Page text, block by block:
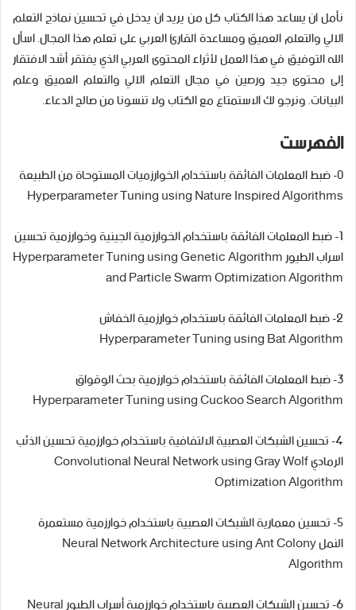
نأمل ان يساعد هذا الكتاب كل من يريد ان يدخل في تحسين نماذج التعلم
الآلي والتعلم العميق ومساعدة القارئ العربي على تعلم هذا المجال. اسأل
الله التوفيق في هذا العمل لأثراء المحتوى العربي الذي يفتقر أشد الافتقار
إلى محتوى جيد ورصين في مجال التعلم الآلي والتعلم العميق وعلم
البيانات. ونرجو لك الاستمتاع مع الكتاب ولا تنسونا من صالح الدعاء.
الفهرست
0- ضبط المعلمات الفائقة باستخدام الخوارزميات المستوحاة من الطبيعة
Hyperparameter Tuning using Nature Inspired Algorithms
1- ضبط المعلمات الفائقة باستخدام الخوارزمية الجينية وخوارزمية تحسين
اسراب الطيور Hyperparameter Tuning using Genetic Algorithm
and Particle Swarm Optimization Algorithm
2- ضبط المعلمات الفائقة باستخدام خوارزمية الخفاش
Hyperparameter Tuning using Bat Algorithm
3- ضبط المعلمات الفائقة باستخدام خوارزمية بحث الوقواق
Hyperparameter Tuning using Cuckoo Search Algorithm
4- تحسين الشبكات العصبية الالتفافية باستخدام خوارزمية تحسين الذئب
الرمادي Convolutional Neural Network using Gray Wolf
Optimization Algorithm
5- تحسين معمارية الشبكات العصبية باستخدام خوارزمية مستعمرة
النمل Neural Network Architecture using Ant Colony
Algorithm